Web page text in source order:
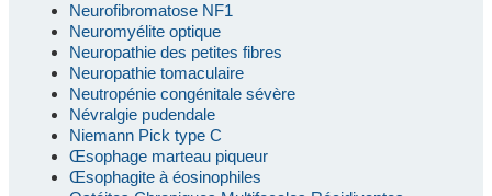
Neurofibromatose NF1
Neuromyélite optique
Neuropathie des petites fibres
Neuropathie tomaculaire
Neutropénie congénitale sévère
Névralgie pudendale
Niemann Pick type C
Œsophage marteau piqueur
Œsophagite à éosinophiles